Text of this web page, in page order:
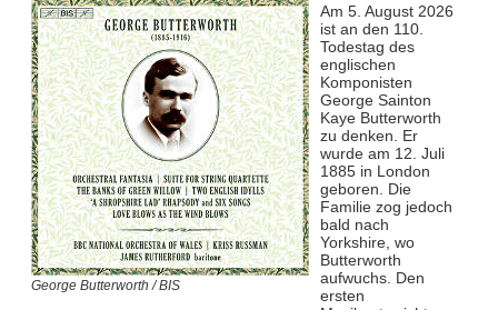
George Butterworth / BIS
Am 5. August 2026
ist an den 110.
Todestag des
englischen
Komponisten
George Sainton
Kaye Butterworth
zu denken. Er
wurde am 12. Juli
1885 in London
geboren. Die
Familie zog jedoch
bald nach
Yorkshire, wo
Butterworth
aufwuchs. Den
ersten